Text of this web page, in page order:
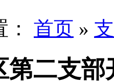
首页 »
第二支